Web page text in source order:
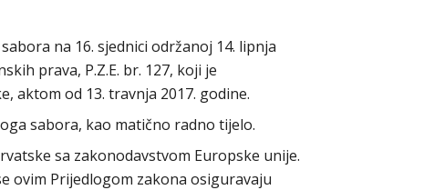
na 16. sjednici održanoj 14. lipnja
prava, P.Z.E. br. 127, koji je
aktom od 13. travnja 2017. godine.
sabora, kao matično radno tijelo.
sa zakonodavstvom Europske unije.
ovim Prijedlogom zakona osiguravaju